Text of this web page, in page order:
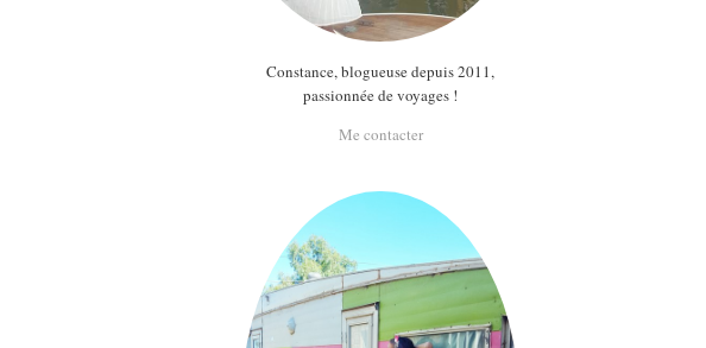
Constance, blogueuse depuis 2011,
passionnée de voyages !
Me contacter